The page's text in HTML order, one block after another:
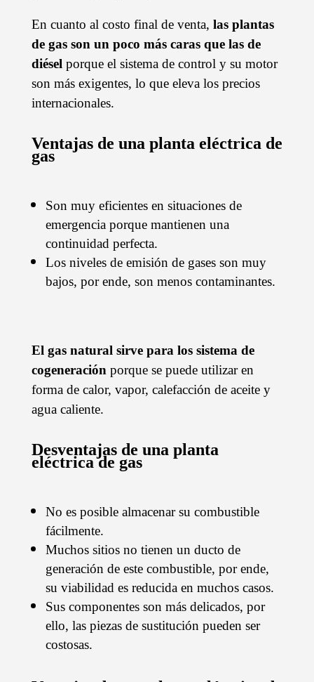
En cuanto al costo final de venta, las plantas
de gas son un poco más caras que las de
diéselporque el sistema de control y su motor
son más exigentes, lo que eleva los precios
internacionales.
Ventajas de una planta eléctrica de
gas
Son muy eficientes en situaciones de
emergencia porque mantienen una
continuidad perfecta.
Los niveles de emisión de gases son muy
bajos, por ende, son menos contaminantes.
El gas natural sirve para los sistema de
cogeneraciónporque se puede utilizar en
forma de calor, vapor, calefacción de aceite y
agua caliente.
Desventajas de una planta
eléctrica de gas
No es posible almacenar su combustible
fácilmente.
Muchos sitios no tienen un ducto de
generación de este combustible, por ende,
su viabilidad es reducida en muchos casos.
Sus componentes son más delicados, por
ello, las piezas de sustitución pueden ser
costosas.